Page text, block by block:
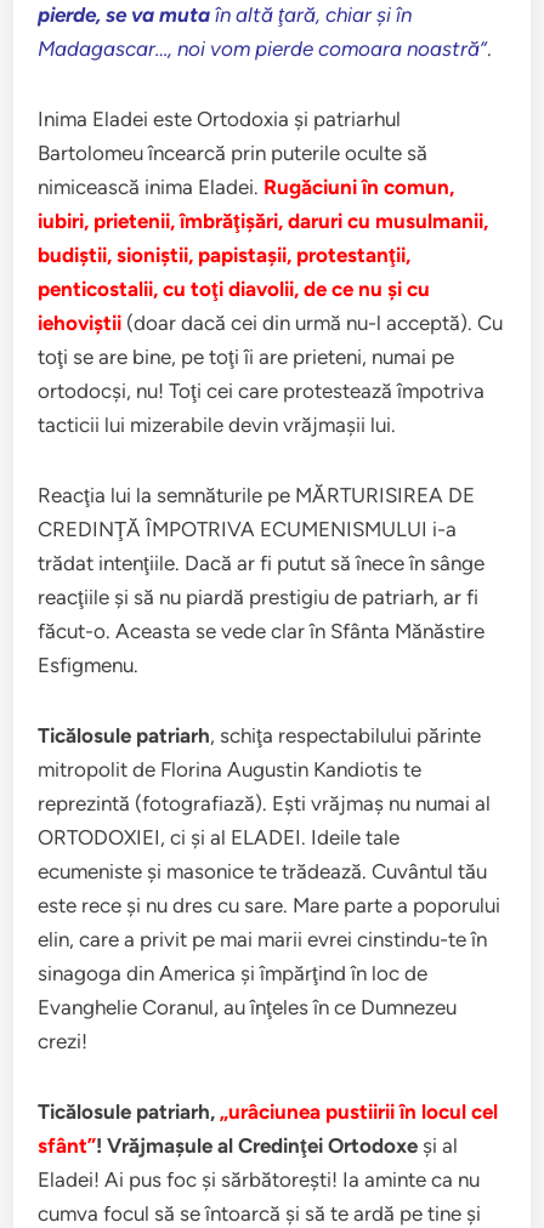
pierde, se va mutaîn altă ţară, chiar şi în
Madagascar…, noi vom pierde comoara noastră”.
Inima Eladei este Ortodoxia şi patriarhul
Bartolomeu încearcă prin puterile oculte să
nimicească inima Eladei. Rugăciuni în comun,
iubiri, prietenii, îmbrăţişări, daruri cu musulmanii,
budiştii, sioniştii, papistaşii, protestanţii,
penticostalii, cu toţi diavolii, de ce nu şi cu
iehoviştii (doar dacă cei din urmă nu-l acceptă). Cu
toţi se are bine, pe toţi îi are prieteni, numai pe
ortodocşi, nu! Toţi cei care protestează împotriva
tacticii lui mizerabile devin vrăjmaşii lui.
Reacţia lui la semnăturile pe MĂRTURISIREA DE
CREDINŢĂ ÎMPOTRIVA ECUMENISMULUI i-a
trădat intenţiile. Dacă ar fi putut să înece în sânge
reacţiile şi să nu piardă prestigiu de patriarh, ar fi
făcut-o. Aceasta se vede clar în Sfânta Mănăstire
Esfigmenu.
Ticălosule patriarh, schiţa respectabilului părinte
mitropolit de Florina Augustin Kandiotis te
reprezintă (fotografiază). Eşti vrăjmaş nu numai al
ORTODOXIEI, ci şi al ELADEI. Ideile tale
ecumeniste şi masonice te trădează. Cuvântul tău
este rece şi nu dres cu sare. Mare parte a poporului
elin, care a privit pe mai marii evrei cinstindu-te în
sinagoga din America şi împărţind în loc de
Evanghelie Coranul, au înţeles în ce Dumnezeu
crezi!
Ticălosule patriarh,„urâciunea pustiirii în locul cel
sfânt”! Vrăjmaşule al Credinţei Ortodoxe şi al
Eladei! Ai pus foc şi sărbătoreşti! Ia aminte ca nu
cumva focul să se întoarcă şi să te ardă pe tine şi